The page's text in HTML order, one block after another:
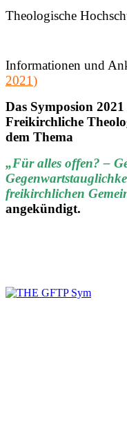
Theologische
Informationen und
2021)
Das Symposion 2021
Freikirchliche
dem Thema
„Für alles offen? –
freikirchlichen
angekündigt.